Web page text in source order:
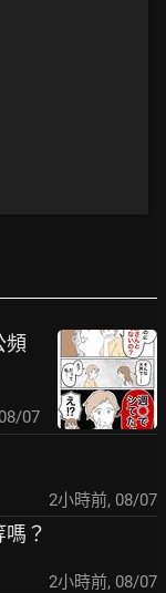
頻
08/07
2小時前, 08/07
？
2小時前, 08/07